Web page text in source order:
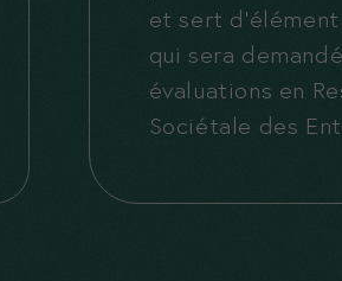
et sert
qui sera
évaluations en
Sociétale des